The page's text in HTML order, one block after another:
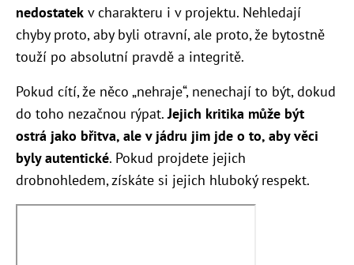
nedostatek v charakteru i v projektu. Nehledají
chyby proto, aby byli otravní, ale proto, že bytostně
touží po absolutní pravdě a integritě.
Pokud cítí, že něco „nehraje“, nenechají to být, dokud
do toho nezačnou rýpat. Jejich kritika může být
ostrá jako břitva, ale v jádru jim jde o to, aby věci
byly autentické. Pokud projdete jejich
drobnohledem, získáte si jejich hluboký respekt.